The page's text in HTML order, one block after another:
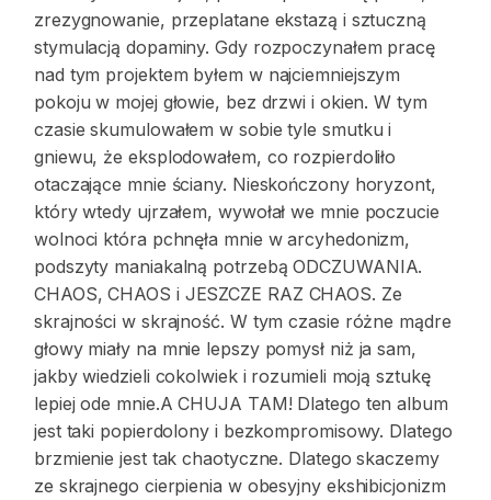
zrezygnowanie, przeplatane ekstazą i sztuczną
stymulacją dopaminy. Gdy rozpoczynałem pracę
nad tym projektem byłem w najciemniejszym
pokoju w mojej głowie, bez drzwi i okien. W tym
czasie skumulowałem w sobie tyle smutku i
gniewu, że eksplodowałem, co rozpierdoliło
otaczające mnie ściany. Nieskończony horyzont,
który wtedy ujrzałem, wywołał we mnie poczucie
wolnoci która pchnęła mnie w arcyhedonizm,
podszyty maniakalną potrzebą ODCZUWANIA.
CHAOS, CHAOS i JESZCZE RAZ CHAOS. Ze
skrajności w skrajność. W tym czasie różne mądre
głowy miały na mnie lepszy pomysł niż ja sam,
jakby wiedzieli cokolwiek i rozumieli moją sztukę
lepiej ode mnie.A CHUJA TAM! Dlatego ten album
jest taki popierdolony i bezkompromisowy. Dlatego
brzmienie jest tak chaotyczne. Dlatego skaczemy
ze skrajnego cierpienia w obesyjny ekshibicjonizm